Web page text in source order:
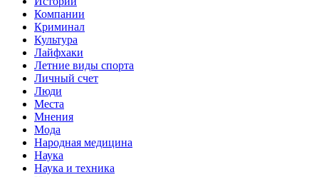
Компании
Криминал
Культура
Лайфхаки
Летние виды спорта
Личный счет
Люди
Места
Мнения
Мода
Народная медицина
Наука
Наука и техника